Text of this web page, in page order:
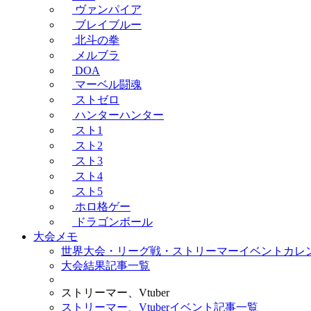
ヴァンパイア
ブレイブルー
北斗の拳
メルブラ
DOA
マーベル闘魂
ストゼロ
ハンターハンター
スト1
スト2
スト3
スト4
スト5
ホロ格ゲー
ドラゴンボール
大会メモ
世界大会・リーグ戦・ストリーマーイベントカレ
大会結果記事一覧
ストリーマー、Vtuber
ストリーマー、Vtuberイベント記事一覧